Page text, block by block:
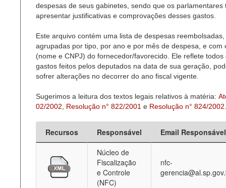
despesas de seus gabinetes, sendo que os parlamentares
apresentar justificativas e comprovações desses gastos.
Este arquivo contém uma lista de despesas reembolsadas,
agrupadas por tipo, por ano e por mês de despesa, e com
(nome e CNPJ) do fornecedor/favorecido. Ele reflete todos
gastos feitos pelos deputados na data de sua geração,
sofrer alterações no decorrer do ano fiscal vigente.
Sugerimos a leitura dos textos legais relativos à matéria:
02/2002
Resolução n° 822/2001 e Resolução n° 824/2002
Recursos Responsável
Email Responsável
Núcleo de
Fiscalização
e Controle
(NFC)
nfc-